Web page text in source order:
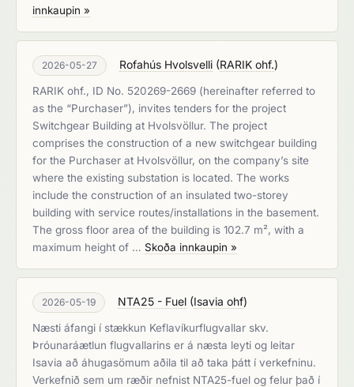
innkaupin »
2026-05-27 Rofahús Hvolsvelli (RARIK ohf.)
RARIK ohf., ID No. 520269-2669 (hereinafter referred to
as the “Purchaser”), invites tenders for the project
Switchgear Building at Hvolsvöllur. The project
comprises the construction of a new switchgear building
for the Purchaser at Hvolsvöllur, on the company’s site
where the existing substation is located. The works
include the construction of an insulated two-storey
building with service routes/installations in the basement.
The gross floor area of the building is 102.7 m², with a
maximum height of … Skoða innkaupin »
2026-05-19 NTA25 - Fuel (Isavia ohf)
Næsti áfangi í stækkun Keflavíkurflugvallar skv.
Þróunaráætlun flugvallarins er á næsta leyti og leitar
Isavia að áhugasömum aðila til að taka þátt í verkefninu.
Verkefnið sem um ræðir nefnist NTA25-fuel og felur það í